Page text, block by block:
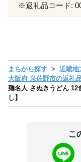
※返礼品コード:
まちから探す 近畿地
大阪府 泉佐野市の返礼
麺名人 さぬきうどん 12
し】
こ